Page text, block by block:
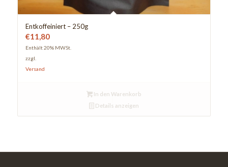
Entkoffeiniert – 250g
€11,80
Enthält 20% MWSt.
zzgl.
Versand
In den Warenkorb
Details anzeigen